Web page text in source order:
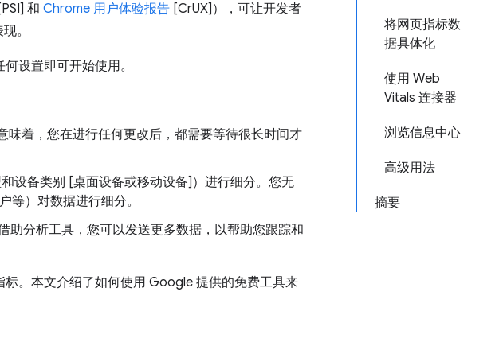
将网页指标数
据具体化
使用 Web
Vitals 连接器
浏览信息中心
高级用法
摘要
[PSI] 和 Chrome 用户体验报告 [CrUX]），可让开发者
。
设置即可开始使用。
味着，您在进行任何更改后，都需要等待很长时间才
设备类别 [桌面设备或移动设备]）进行细分。您无
等）对数据进行细分。
助分析工具，您可以发送更多数据，以帮助您跟踪和
。本文介绍了如何使用 Google 提供的免费工具来